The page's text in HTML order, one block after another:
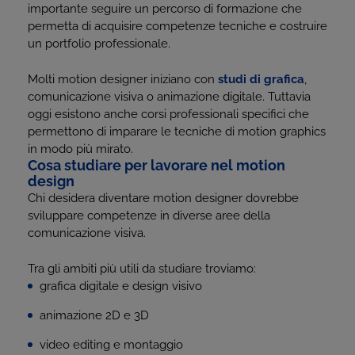
importante seguire un percorso di formazione che
permetta di acquisire competenze tecniche e costruire
un portfolio professionale.
Molti motion designer iniziano con studi di grafica,
comunicazione visiva o animazione digitale. Tuttavia
oggi esistono anche corsi professionali specifici che
permettono di imparare le tecniche di motion graphics
in modo più mirato.
Cosa studiare per lavorare nel motion
design
Chi desidera diventare motion designer dovrebbe
sviluppare competenze in diverse aree della
comunicazione visiva.
Tra gli ambiti più utili da studiare troviamo:
grafica digitale e design visivo
animazione 2D e 3D
video editing e montaggio